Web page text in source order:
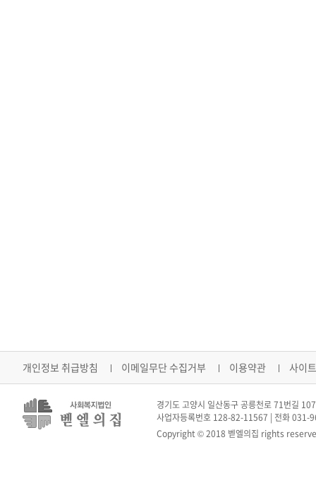
개인정보 취급방침 이메일무단 수집거부 이용약관 사이
경기도 고양시 일산동구 공릉천로 71번길
사업자등록번호 128-82-11567 | 전화
Copyright © 2018 벧엘의집 rights